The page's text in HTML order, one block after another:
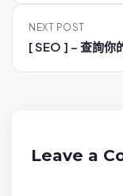
t
v
NEXT POST
[ SEO ] – 查詢你
Leave a